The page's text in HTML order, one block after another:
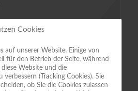
und
des neu
Instituts für Waldschutz
Cookies
auf unserer Website. Einige von
für den Betrieb der Seite, während
Website und die
verbessern (Tracking Cookies). Sie
ob Sie die Cookies zulassen